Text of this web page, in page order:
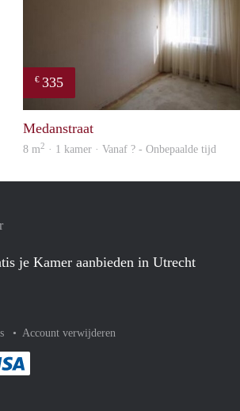
€ 335
Medanstraat
8 m2 · 1 kamer · Vanaf ? - Onbepaalde tijd
je Kamer aanbieden in Utrecht
Account verwijderen
af met Mastercard
gemakkelijk af met Meastro